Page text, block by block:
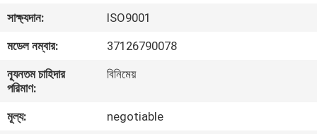
সম্পর্কে
কারখানা
সাক্ষ্যদান:
ISO9001
মডেল নম্বার:
37126790078
ন্যূনতম চাহিদার
পরিমাণ:
বিনিমেয়
মূল্য:
negotiable